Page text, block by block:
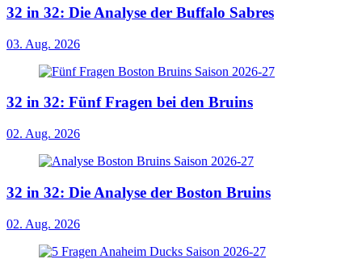
32 in 32: Die Analyse der Buffalo Sabres
03. Aug. 2026
32 in 32: Fünf Fragen bei den Bruins
02. Aug. 2026
32 in 32: Die Analyse der Boston Bruins
02. Aug. 2026